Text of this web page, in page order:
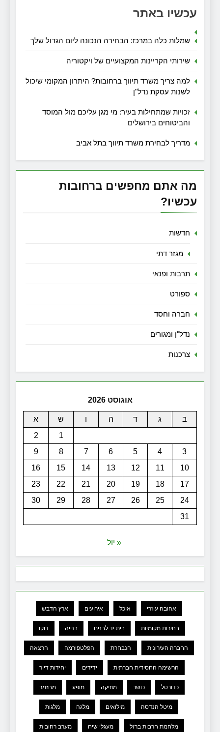
עכשיו באתר
שמלות כלה במרכז: הבחירה הנכונה ליום הגדול שלך
שירותי הקריינות המקצועיים של ויקטוריה
למה צריך משרד תיווך ברחובות? היתרון המקומי שיכול
לשנות עסקת נדל"ן
זכויות שמתחילות בעיר: מי מגן עליכם מול המוסד
והביטוחים בירושלים
מדריך לבחירת משרד תיווך בתל אביב
מה אתם מחפשים ברחובות
עכשיו?
חדשות
מגזר דתי
תרבות ופנאי
ספורט
חברה וחסד
נדל"ן ומגורים
צרכנות
אוגוסט 2026
ב ג ד ה ו ש
א
1
2
3
4
5
6
7
8
9
10
11
12
13
14
15
16
17
18
19
20
21
22
23
24
25
26
27
28
29
30
31
« יול
אהובה עוזרי אוכל אירועים ארץ הדבש
בחירות מקומיות בית יד לבנים בנייה דוקו
החברה העירונית הנבחרת הפלטפורמה הרצאה
הרשימה החסידית חברתית ידידים יחידות דיור
כדורסל כושר מוזיקה מופע מחזמר
מיטל הנדסה מילואים מלגה מלגות
מלחמת חרבות ברזל מעגלי שיח מערב רחובות